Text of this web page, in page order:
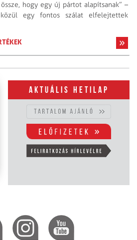
hogy egy új pártot alapítsanak” –
egy fontos szálat elfelejtettek
Aktuális hetilap